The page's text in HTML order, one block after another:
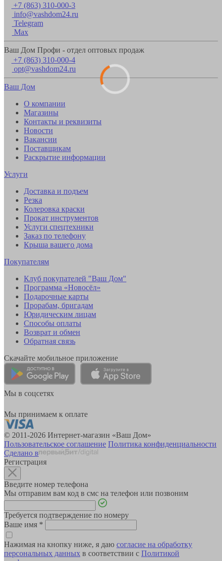
+7 (863) 310-000-3
info@vashdom24.ru
Telegram
Max
Ваш Дом Профи - отдел оптовых продаж
+7 (863) 310-000-4
opt@vashdom24.ru
Ваш Дом
О компании
Магазины
Контакты и реквизиты
Новости
Вакансии
Поставщикам
Раскрытие информации
Услуги
Доставка и подъем
Резка
Колеровка краски
Прокат инструментов
Услуги спецтехники
Заказ по телефону
Крыша вашего дома
Покупателям
Клуб покупателей "Ваш Дом"
Программа «Новосёл»
Подарочные карты
Прорабам, бригадам
Юридическим лицам
Способы оплаты
Возврат и обмен
Обратная связь
Скачайте мобильное приложение
Мы в соцсетях
Мы принимаем к оплате
© 2011-2026 Интернет-магазин «Ваш Дом»
Пользовательское соглашение Политика конфиденциальности
Сделано в
Регистрация
Введите номер телефона
Мы отправим вам код в смс на телефон или позвоним
Требуется подтверждение по номеру
Ваше имя *
Нажимая на кнопку ниже, я даю согласие на обработку
персональных данных в соответствии с Политикой